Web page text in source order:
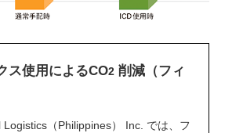
ス使用によるCO2削減（フィ
Logistics（Philippines） Inc. では、フ